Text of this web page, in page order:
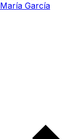
María García